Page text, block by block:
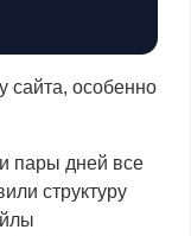
сайта, особенно
пары дней все
структуру